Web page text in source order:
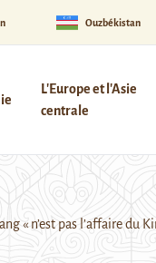
Ouzbékistan
L'Europe et l'Asie
centrale
« n’est pas l’affaire du